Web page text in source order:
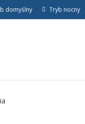
domyślny Tryb nocny